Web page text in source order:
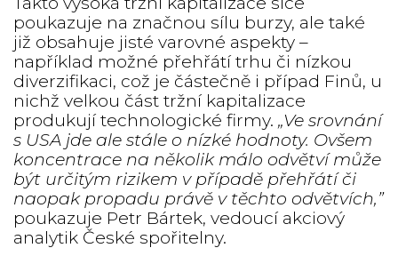
poukazuje na značnou sílu burzy, ale také
již obsahuje jisté varovné aspekty –
například možné přehřátí trhu či nízkou
diverzifikaci, což je částečně i případ Finů, u
nichž velkou část tržní kapitalizace
produkují technologické firmy.„Ve srovnání
s USA jde ale stále o nízké hodnoty. Ovšem
koncentrace na několik málo odvětví může
být určitým rizikem v případě přehřátí či
naopak propadu právě v těchto odvětvích,”
poukazuje Petr Bártek, vedoucí akciový
analytik České spořitelny.